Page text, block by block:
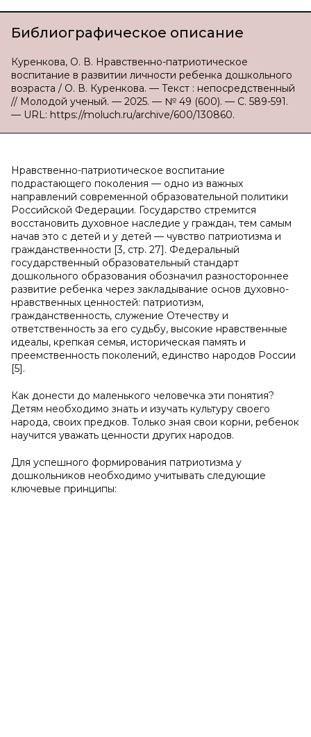
Библиографическое описание
Куренкова, О. В. Нравственно-патриотическое
воспитание в развитии личности ребенка дошкольного
возраста / О. В. Куренкова. — Текст : непосредственный
// Молодой ученый. — 2025. — № 49 (600). — С. 589-591.
— URL: https://moluch.ru/archive/600/130860.
Нравственно-патриотическое воспитание
подрастающего поколения — одно из важных
направлений современной образовательной политики
Российской Федерации. Государство стремится
восстановить духовное наследие у граждан, тем самым
начав это с детей и у детей — чувство патриотизма и
гражданственности [3, стр. 27]. Федеральный
государственный образовательный стандарт
дошкольного образования обозначил разностороннее
развитие ребенка через закладывание основ духовно-
нравственных ценностей: патриотизм,
гражданственность, служение Отечеству и
ответственность за его судьбу, высокие нравственные
идеалы, крепкая семья, историческая память и
преемственность поколений, единство народов России
[5].
Как донести до маленького человечка эти понятия?
Детям необходимо знать и изучать культуру своего
народа, своих предков. Только зная свои корни, ребенок
научится уважать ценности других народов.
Для успешного формирования патриотизма у
дошкольников необходимо учитывать следующие
ключевые принципы: